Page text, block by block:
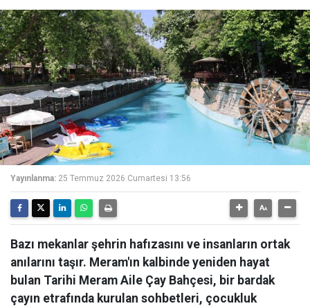
Yayınlanma: 25 Temmuz 2026 Cumartesi 13:56
Bazı mekanlar şehrin hafızasını ve insanların ortak
anılarını taşır. Meram'ın kalbinde yeniden hayat
bulan Tarihi Meram Aile Çay Bahçesi, bir bardak
çayın etrafında kurulan sohbetleri, çocukluk